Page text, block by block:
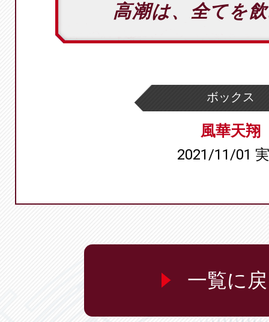
高潮は、全てを
ボックス
風華天翔
2021/11/01
一覧に